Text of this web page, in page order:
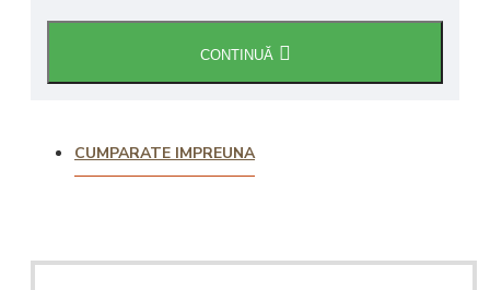
CONTINUĂ
CUMPARATE IMPREUNA